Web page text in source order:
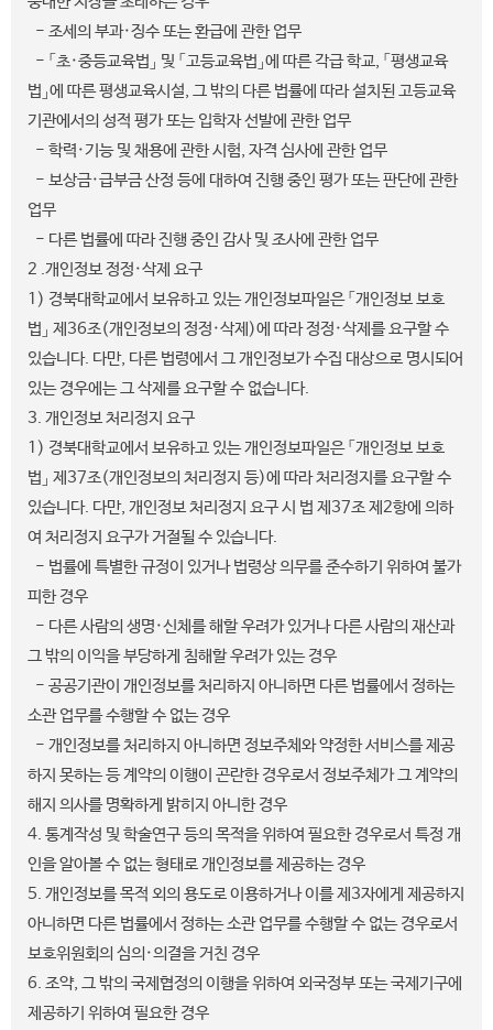
- 조세의 부과·징수 또는 환급에 관한 업무
- 「초·중등교육법」 및 「고등교육법」에 따른 각급 학교, 「평생교육
법」에 따른 평생교육시설, 그 밖의 다른 법률에 따라 설치된 고등교육
기관에서의 성적 평가 또는 입학자 선발에 관한 업무
- 학력·기능 및 채용에 관한 시험, 자격 심사에 관한 업무
- 보상금·급부금 산정 등에 대하여 진행 중인 평가 또는 판단에 관한
업무
- 다른 법률에 따라 진행 중인 감사 및 조사에 관한 업무
2 .개인정보 정정·삭제 요구
1) 경북대학교에서 보유하고 있는 개인정보파일은 「개인정보 보호
법」 제36조(개인정보의 정정·삭제)에 따라 정정·삭제를 요구할 수
있습니다. 다만, 다른 법령에서 그 개인정보가 수집 대상으로 명시되어
있는 경우에는 그 삭제를 요구할 수 없습니다.
3. 개인정보 처리정지 요구
1) 경북대학교에서 보유하고 있는 개인정보파일은 「개인정보 보호
법」 제37조(개인정보의 처리정지 등)에 따라 처리정지를 요구할 수
있습니다. 다만, 개인정보 처리정지 요구 시 법 제37조 제2항에 의하
여 처리정지 요구가 거절될 수 있습니다.
- 법률에 특별한 규정이 있거나 법령상 의무를 준수하기 위하여 불가
피한 경우
- 다른 사람의 생명·신체를 해할 우려가 있거나 다른 사람의 재산과
그 밖의 이익을 부당하게 침해할 우려가 있는 경우
- 공공기관이 개인정보를 처리하지 아니하면 다른 법률에서 정하는
소관 업무를 수행할 수 없는 경우
- 개인정보를 처리하지 아니하면 정보주체와 약정한 서비스를 제공
하지 못하는 등 계약의 이행이 곤란한 경우로서 정보주체가 그 계약의
해지 의사를 명확하게 밝히지 아니한 경우
4. 통계작성 및 학술연구 등의 목적을 위하여 필요한 경우로서 특정 개
인을 알아볼 수 없는 형태로 개인정보를 제공하는 경우
5. 개인정보를 목적 외의 용도로 이용하거나 이를 제3자에게 제공하지
아니하면 다른 법률에서 정하는 소관 업무를 수행할 수 없는 경우로서
보호위원회의 심의·의결을 거친 경우
6. 조약, 그 밖의 국제협정의 이행을 위하여 외국정부 또는 국제기구에
제공하기 위하여 필요한 경우